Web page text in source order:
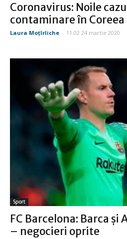
Coronavirus: Noile
contaminare în Coreea
Laura Moţîrliche - 11:02 24 martie 2020
Sport
FC Barcelona: Barca şi
– negocieri oprite